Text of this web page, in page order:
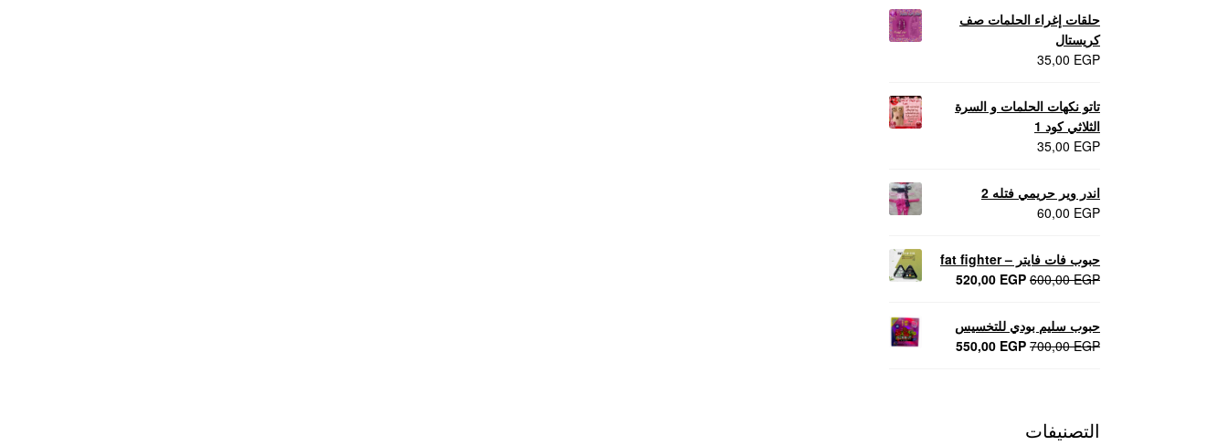
حلقات إغراء الحلمات صف
كريستال
35,00 EGP
تاتو نكهات الحلمات و السرة
الثلاثي كود 1
35,00 EGP
اندر وير حريمي فتله 2
60,00 EGP
حبوب فات فايتر – fat fighter
600,00EGP
السعر
600,00 EGP.
520,00 EGP
السعر
520,00 EGP.
حبوب سليم بودي للتخسيس
700,00EGP
السعر550,00 EGP
السعر
التصنيفات